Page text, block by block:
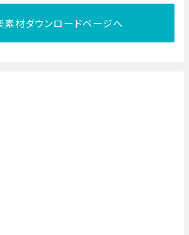
素材ダウンロードページへ